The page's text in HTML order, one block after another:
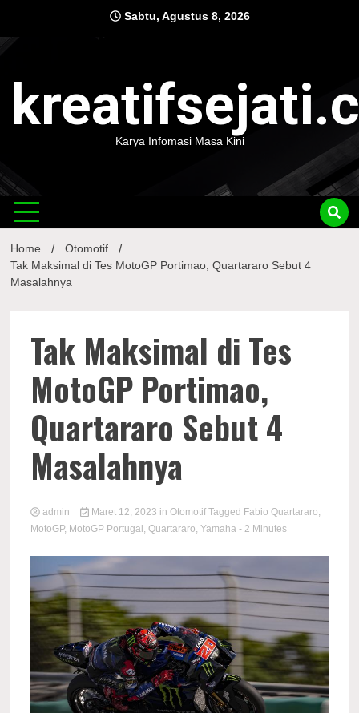
content
Sabtu, Agustus 8, 2026
Karya Infomasi Masa Kini
Home
Otomotif
Tak Maksimal di Tes MotoGP Portimao, Quartararo Sebut 4
Masalahnya
Tak Maksimal di Tes
MotoGP Portimao,
Quartararo Sebut 4
Masalahnya
admin Maret 12, 2023 in Otomotif Tagged Fabio Quartararo,
MotoGP, MotoGP Portugal ,Quartararo,Yamaha - 2 Minutes